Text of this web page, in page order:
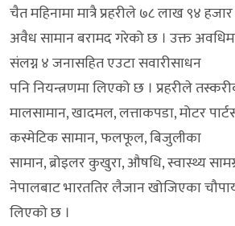
चैत महिनामा मात्रै प्रहरीले ७८ लाख ९४
अवैध सामान बरामद गरेको छ । उक्त
संलग्न ४ जनासहित एउटा सवारीसाधन
पनि नियन्त्रणमा लिएको छ । प्रहरीले
मालसामान, खादमल, लत्ताकपडा, मोटर
कस्मेटिक सामान, फलफूल, बिजुलीका
सामान, ब्रोइलर कुखुरा, औषधि, स्वास्थ्य
नेपालबाट भारततिर लैजान खोजिएका
लिएको छ ।